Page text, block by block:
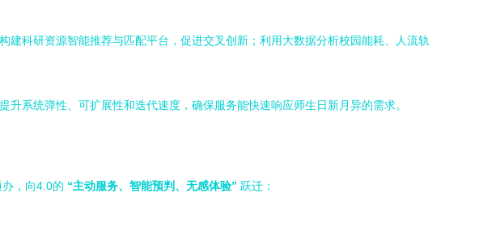
建科研资源智能推荐与匹配平台，促进交叉创新；利用大数据分析校园能耗、人流轨
系统弹性、可扩展性和迭代速度，确保服务能快速响应师生日新月异的需求。
，向4.0的 “主动服务、智能预判、无感体验” 跃迁：